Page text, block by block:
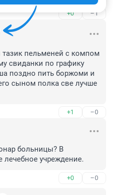
+0 –1
тазик пельменей с компом
свиданки по графику
поздно пить боржоми и
сыном полка све лучше
+1 –0
больницы? В
лечебное учреждение.
+0 –0